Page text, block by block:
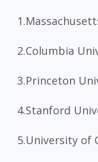
2.Columbia
3.Princeton
4.Stanford
5.University of